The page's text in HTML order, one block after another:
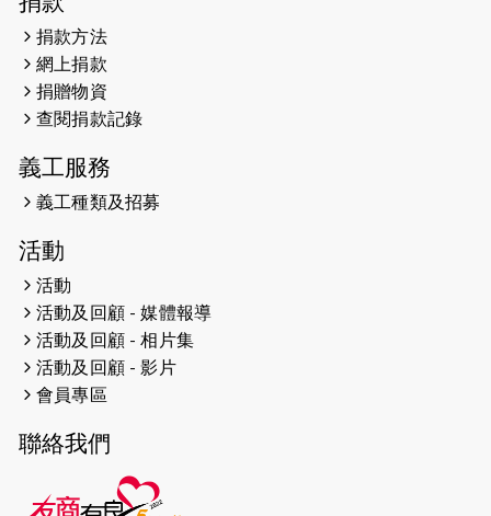
2026-04-25
2026-04-24
2026-04-23
2026-04-19
2026-04-16
猛龍長跑隊恆常練習 - 4月16日
（19:00開始）
2026-04-12
2026-04-11
2026-04-10 太古家＋賞系列：漫步魔術與音樂
捐款方法
網上捐款
捐贈物資
查閱捐款記錄
義工服務
義工種類及招募
活動
活動
活動及回顧 - 媒體報導
活動及回顧 - 相片集
活動及回顧 - 影片
會員專區
聯絡我們